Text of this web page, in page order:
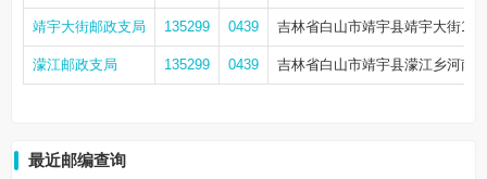
靖宇大街邮政支局 135299 0439 吉林省白山市靖宇县靖宇大街
濛江邮政支局 135299 0439 吉林省白山市靖宇县濛江乡河南
最近邮编查询